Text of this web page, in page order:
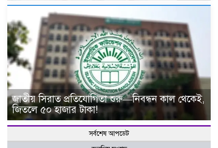
জাতীয় সিরাত প্রতিযোগিতা শুরু—নিবন্ধন কাল থেকেই,
জিতলে ৫০ হাজার টাকা!
সর্বশেষ আপডেট